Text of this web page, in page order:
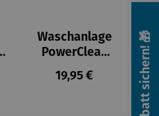
Preis:
Waschanlage
PowerClean
Regulärer Preis:
19,95 € 🎁 Rabatt sichern! 🎁